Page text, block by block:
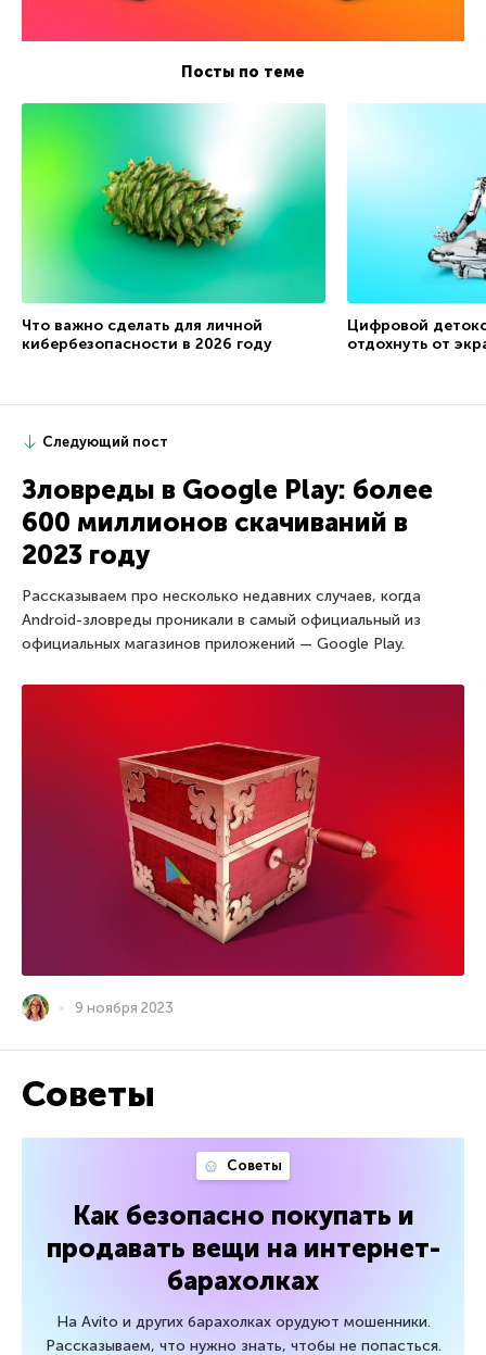
Посты по теме
Что важно сделать для личной
кибербезопасности в 2026 году
Цифровой
отдохнуть от
Следующий пост
Зловреды в Google Play: более
600 миллионов скачиваний в
2023 году
Рассказываем про несколько недавних случаев, когда
Android-зловреды проникали в самый официальный из
официальных магазинов приложений — Google Play.
9 ноября 2023
Советы
Советы
Как безопасно покупать и
продавать вещи на интернет-
барахолках
На Avito и других барахолках орудуют мошенники.
Рассказываем, что нужно знать, чтобы не попасться.